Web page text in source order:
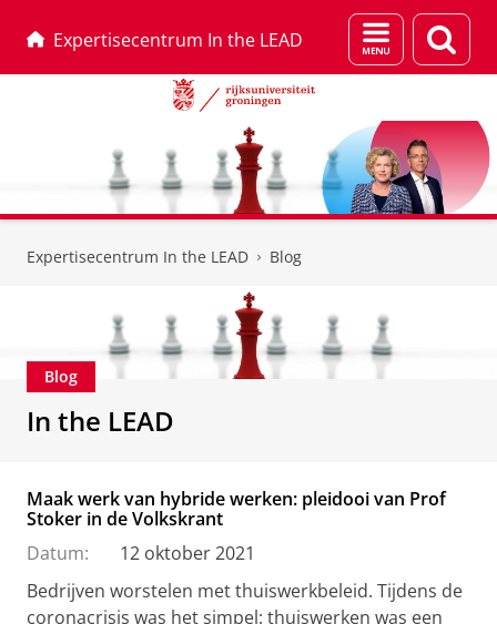
Expertisecentrum In the LEAD
Menu
en
Expertisecentrum In the LEAD Blog
Blog
In the LEAD
Maak werk van hybride werken: pleidooi van Prof
Stoker in de Volkskrant
Datum:
12 oktober 2021
Bedrijven worstelen met thuiswerkbeleid. Tijdens de
coronacrisis was het simpel: thuiswerken was een